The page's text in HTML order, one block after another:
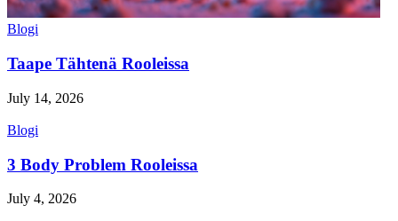
Blogi
Taape Tähtenä Rooleissa
July 14, 2026
Blogi
3 Body Problem Rooleissa
July 4, 2026